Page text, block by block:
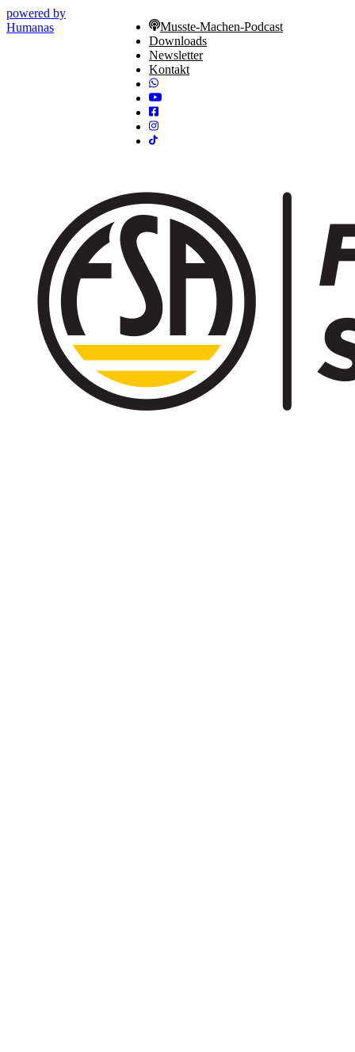
powered by
Humanas
Musste-Machen-Podcast
Downloads
Newsletter
Kontakt